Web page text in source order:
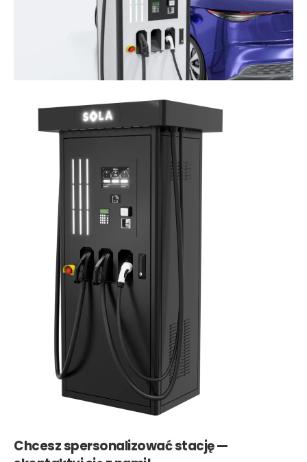
Chcesz spersonalizować stację —